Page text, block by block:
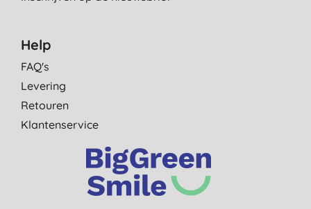
Help
FAQ's
Levering
Retouren
Klantenservice